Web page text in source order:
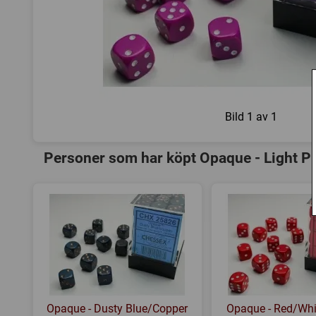
Bild 1 av 1
Personer som har köpt Opaque - Light
Opaque - Dusty Blue/Copper Opaque - Red/